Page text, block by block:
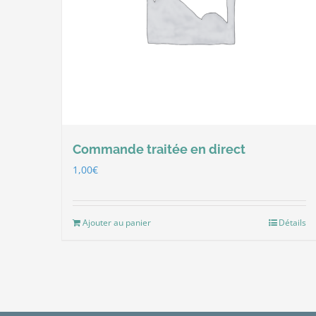
Commande traitée en direct
1,00€
Ajouter au panier Détails